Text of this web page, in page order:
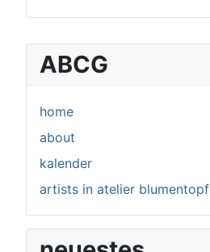
ABCG
home
about
kalender
artists in atelier blumentopf